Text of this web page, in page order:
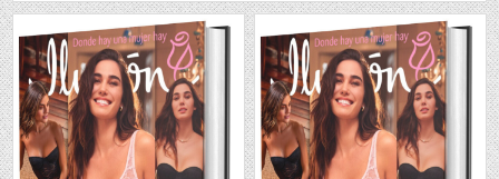
Posted
in
Posted
in